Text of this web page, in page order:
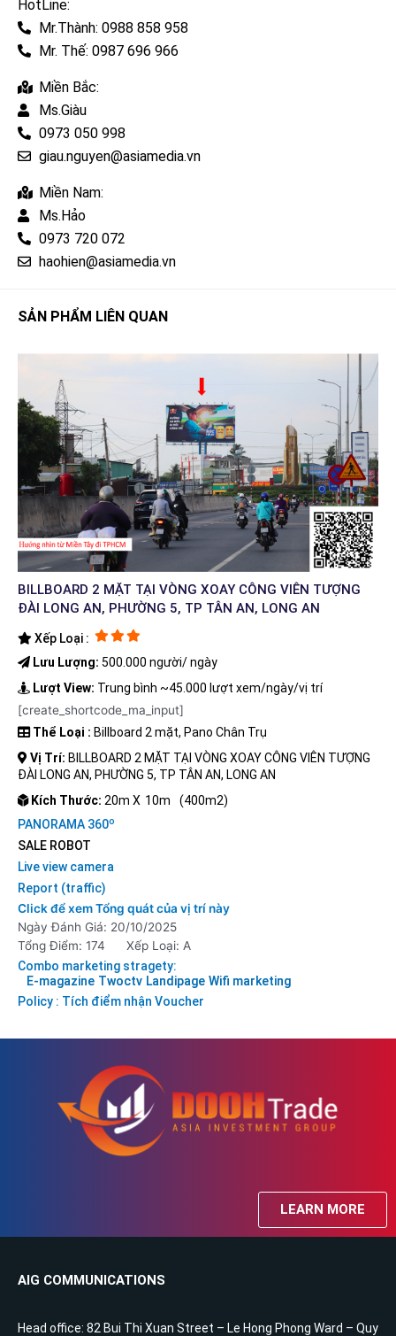
HotLine:
Mr.Thành: 0988 858 958
Mr. Thế: 0987 696 966
Miền Bắc:
Ms.Giàu
0973 050 998
giau.nguyen@asiamedia.vn
Miền Nam:
Ms.Hảo
0973 720 072
haohien@asiamedia.vn
SẢN PHẨM LIÊN QUAN
BILLBOARD 2 MẶT TẠI VÒNG XOAY CÔNG VIÊN TƯỢNG
ĐÀI LONG AN, PHƯỜNG 5, TP TÂN AN, LONG AN
Xếp Loại :
Lưu Lượng: 500.000 người/ ngày
Lượt View: Trung bình ~45.000 lượt xem/ngày/vị trí
[create_shortcode_ma_input]
Thể Loại : Billboard 2 mặt, Pano Chân Trụ
Vị Trí: BILLBOARD 2 MẶT TẠI VÒNG XOAY CÔNG VIÊN TƯỢNG
ĐÀI LONG AN, PHƯỜNG 5, TP TÂN AN, LONG AN
Kích Thước: 20m X 10m
(400m2)
PANORAMA 360o
SALE ROBOT
Live view camera
Report (traffic)
Click để xem Tổng quát của vị trí này
Ngày Đánh Giá: 20/10/2025
Tổng Điểm: 174
Xếp Loại: A
Combo marketing stragety:
E-magazine Twoctv Landipage Wifi marketing
Policy : Tích điểm nhận Voucher
LEARN MORE
AIG COMMUNICATIONS
Head office: 82 Bui Thi Xuan Street – Le Hong Phong Ward – Quy